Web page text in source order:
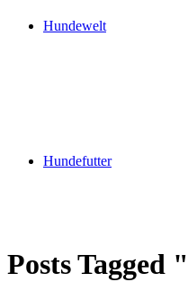
Hundewelt
Hundefutter
Posts